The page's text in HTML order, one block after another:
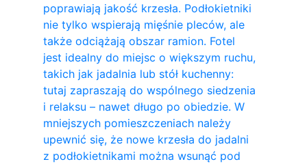
poprawiają jakość krzesła. Podłokietniki
nie tylko wspierają mięśnie pleców, ale
także odciążają obszar ramion. ​Fotel
jest idealny do miejsc o większym ruchu,
takich jak jadalnia lub stół kuchenny:
tutaj zapraszają do wspólnego siedzenia
i relaksu – nawet długo po obiedzie. W
mniejszych pomieszczeniach należy
upewnić się, że nowe krzesła do jadalni
z podłokietnikami można wsunąć pod